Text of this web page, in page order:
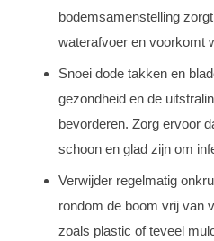
bodemsamenstelling
waterafvoer en voorkomt
Snoei dode takken en
gezondheid en de
bevorderen. Zorg ervoor
schoon en glad zijn om
Verwijder regelmatig
rondom de boom vrij van
zoals plastic of teveel